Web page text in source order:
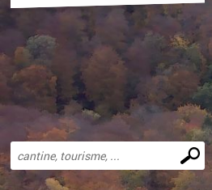
Effectuer
une
recherche